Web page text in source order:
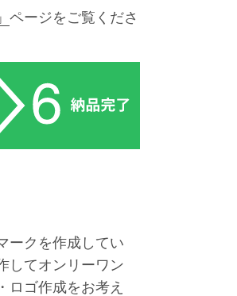
ページをご覧くださ
ークを作成してい
してオンリーワン
ロゴ作成をお考え